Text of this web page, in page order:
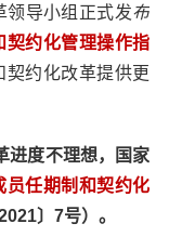
领导小组正式发布
契约化管理操作指
约化改革提供更
进度不理想，国家
员任期制和契约化
〕7号）。